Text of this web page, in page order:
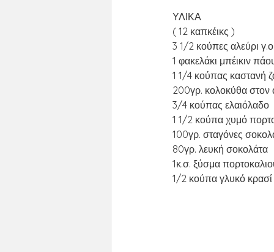
ΥΛΙΚΑ
( 12 καπκέικς )
3 1/2 κούπες αλεύρι
1 φακελάκι μπέικιν
1 1/4 κούπας καστανή
200γρ. κολοκύθα στον
3/4 κούπας ελαιόλαδο
1 1/2 κούπα χυμό
100γρ. σταγόνες
80γρ. λευκή σοκολάτα
1κ.σ. ξύσμα
1/2 κούπα γλυκό